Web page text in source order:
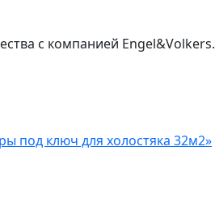
с компанией Engel&Volkers.
под ключ для холостяка 32м2»